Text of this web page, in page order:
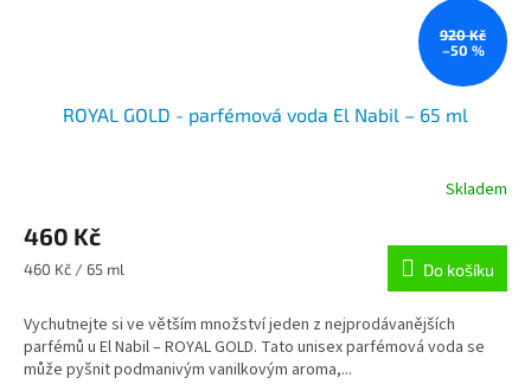
920 Kč
–50 %
ROYAL GOLD - parfémová voda El Nabil – 65 ml
Skladem
460 Kč
Měrná
460 Kč / 65 ml Do košíku
Vychutnejte si ve větším množství jeden z nejprodávanějších
parfémů u El Nabil – ROYAL GOLD. Tato unisex parfémová voda se
může pyšnit podmanivým vanilkovým aroma,...